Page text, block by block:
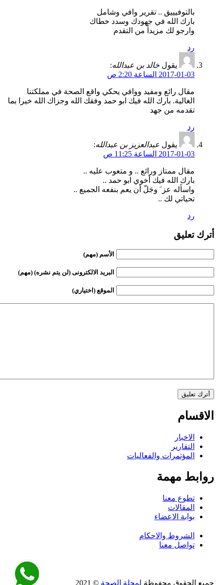
بالتوفيييق .. تقرير وافي وشامل
بارك الله في جهودك وسدد خطاك
وارجو لك مزيداً من التقدم
رد
يقول خالد بن عبدالله:
2017-01-03 الساعة 2:20 ص
مقال رائع ومفيد ووافي يحكي واقع الصحة في مملكتنا
الغالية. بارك الله فيك ابو حمد وفقك الله وجزاك الله خيرا بما
تقدمه من جهد
رد
يقول عبدالعزيز بن عبدالله:
2017-01-03 الساعة 11:25 ص
مقال ممتاز ورائع .. و متعوب عليه ..
بارك الله فيك أخوي ابو حمد ..
واسأله عز َ وجَلّ أن يعم بنفعه الجميع ..
تحياتي لك ..
رد
أترك تعليق
الأسم (مهم)
البريد الالكترونى (لن يتم نشره) (مهم)
الموقع (اختياري)
الاقسام
الاخبار
التقارير
المؤتمرات والفعاليات
روابط مهمة
تطوع معنا
المقالات
بوابة الاعضاء
الشروط والاحكام
تواصل معنا
جميع الحقوق محفوظة لمجلة الصحة © 2021